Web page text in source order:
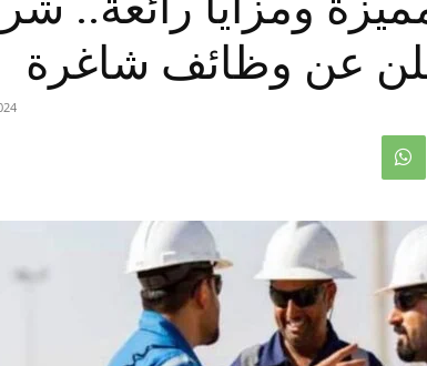
عن وظائف شاغرة